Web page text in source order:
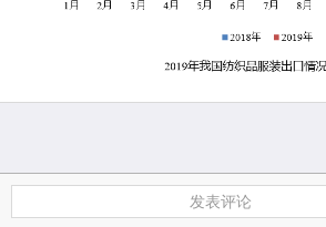
发表评论